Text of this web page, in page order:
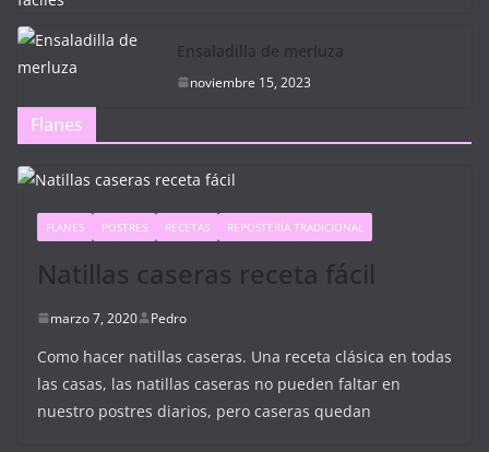
Ensaladilla de merluza
noviembre 15, 2023
Flanes
FLANES POSTRES RECETAS REPOSTERÍA TRADICIONAL
Natillas caseras receta fácil
marzo 7, 2020 Pedro
Como hacer natillas caseras. Una receta clásica en todas
las casas, las natillas caseras no pueden faltar en
nuestro postres diarios, pero caseras quedan